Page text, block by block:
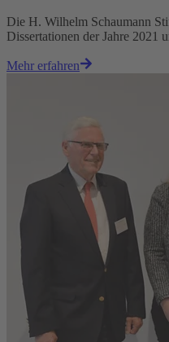
Die H. Wilhelm Schaumann
Dissertationen der Jahre 2021
Mehr erfahren